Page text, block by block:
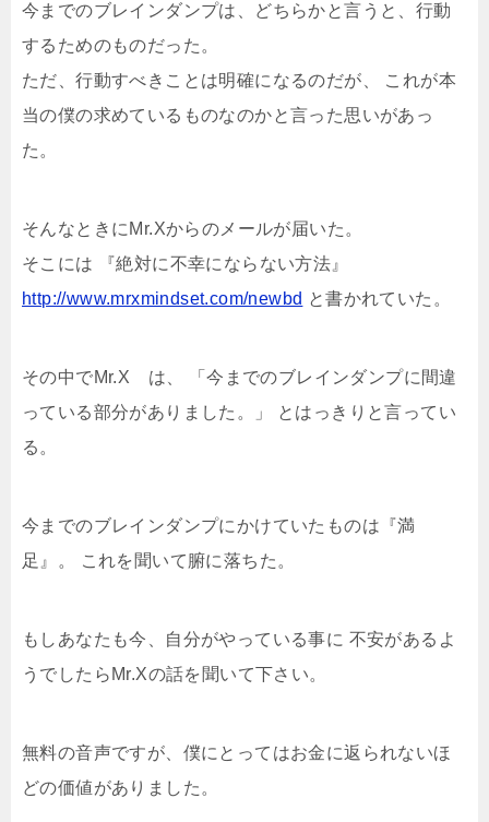
今までのブレインダンプは、どちらかと言うと、行動
するためのものだった。
ただ、行動すべきことは明確になるのだが、 これが本
当の僕の求めているものなのかと言った思いがあっ
た。
そんなときにMr.Xからのメールが届いた。
そこには 『絶対に不幸にならない方法』
http://www.mrxmindset.com/newbd と書かれていた。
その中でMr.X は、 「今までのブレインダンプに間違
っている部分がありました。」 とはっきりと言ってい
る。
今までのブレインダンプにかけていたものは『満
足』。 これを聞いて腑に落ちた。
もしあなたも今、自分がやっている事に 不安があるよ
うでしたらMr.Xの話を聞いて下さい。
無料の音声ですが、僕にとってはお金に返られないほ
どの価値がありました。